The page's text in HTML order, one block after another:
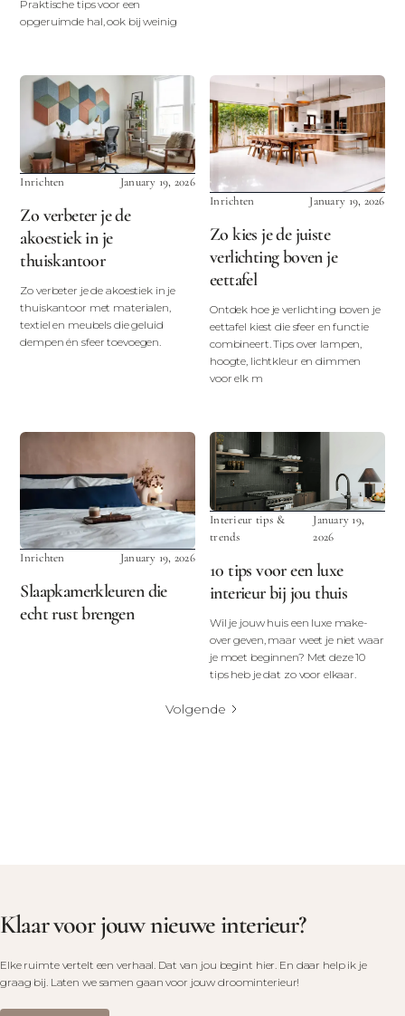
Praktische tips voor een
opgeruimde hal, ook bij weinig
Inrichten January 19, 2026
Zo verbeter je de
akoestiek in je
thuiskantoor
Zo verbeter je de akoestiek in je
thuiskantoor met materialen,
textiel en meubels die geluid
dempen én sfeer toevoegen.
Inrichten January 19, 2026
Zo kies je de juiste
verlichting boven je
eettafel
Ontdek hoe je verlichting boven je
eettafel kiest die sfeer en functie
combineert. Tips over lampen,
hoogte, lichtkleur en dimmen
voor elk m
Inrichten January 19, 2026
Slaapkamerkleuren die
echt rust brengen
Interieur tips &
trends
January 19,
2026
10 tips voor een luxe
interieur bij jou thuis
Wil je jouw huis een luxe make-
over geven, maar weet je niet waar
je moet beginnen? Met deze 10
tips heb je dat zo voor elkaar.
Volgende
Klaar voor jouw nieuwe interieur?
Elke ruimte vertelt een verhaal. Dat van jou begint hier. En daar help ik je
graag bij. Laten we samen gaan voor jouw droominterieur!